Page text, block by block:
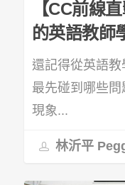
【CC前線
的英語教師
還記得從英語教
最先碰到哪些
現象...
林沂平